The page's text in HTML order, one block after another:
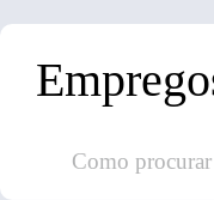
Como